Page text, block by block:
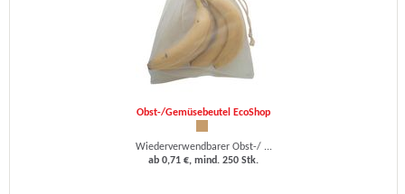
Obst-/Gemüsebeutel EcoShop
Wiederverwendbarer Obst-/ ...
ab 0,71 €, mind. 250 Stk.